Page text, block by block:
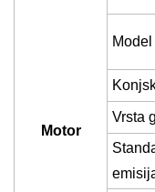
Motor
Vrsta